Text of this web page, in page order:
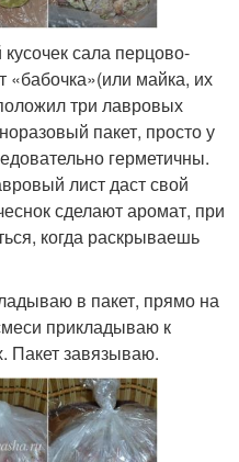
сала перцово-
«бабочка»(или майка, их
три лавровых
пакет, просто у
герметичны.
лист даст свой
сделают аромат, при
когда раскрываешь
в пакет, прямо на
прикладываю к
Пакет завязываю.